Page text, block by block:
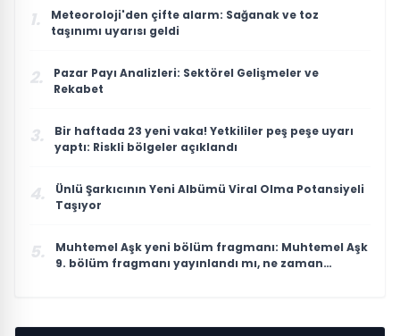
1.
Meteoroloji'den çifte alarm: Sağanak ve toz
taşınımı uyarısı geldi
2.
Pazar Payı Analizleri: Sektörel Gelişmeler ve
Rekabet
3.
Bir haftada 23 yeni vaka! Yetkililer peş peşe uyarı
yaptı: Riskli bölgeler açıklandı
4.
Ünlü Şarkıcının Yeni Albümü Viral Olma Potansiyeli
Taşıyor
5.
Muhtemel Aşk yeni bölüm fragmanı: Muhtemel Aşk
9. bölüm fragmanı yayınlandı mı, ne zaman